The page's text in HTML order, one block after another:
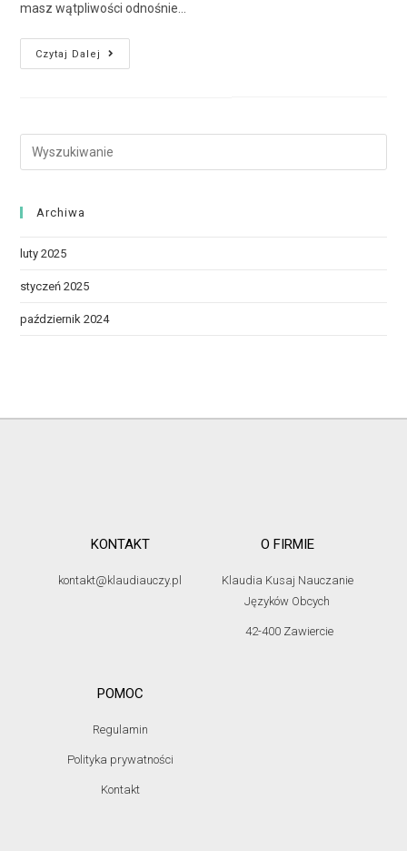
masz wątpliwości odnośnie…
Czytaj Dalej
Archiwa
luty 2025
styczeń 2025
październik 2024
KONTAKT
kontakt@klaudiauczy.pl
O FIRMIE
Klaudia Kusaj Nauczanie
Języków Obcych
42-400 Zawiercie
POMOC
Regulamin
Polityka prywatności
Kontakt